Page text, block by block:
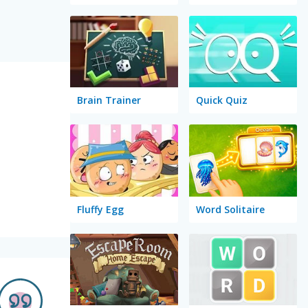
Brain Trainer Quick Quiz
Fluffy Egg Word Solitaire